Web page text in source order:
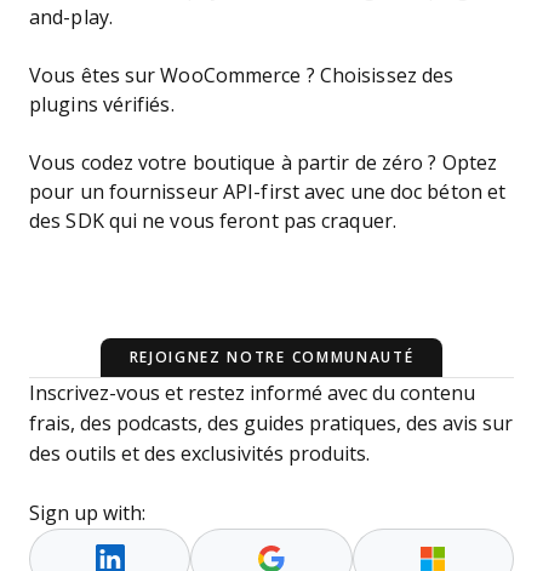
and-play.
Vous êtes sur WooCommerce ? Choisissez des
plugins vérifiés.
Vous codez votre boutique à partir de zéro ? Optez
pour un fournisseur API-first avec une doc béton et
des SDK qui ne vous feront pas craquer.
REJOIGNEZ NOTRE COMMUNAUTÉ
Inscrivez-vous et restez informé avec du contenu
frais, des podcasts, des guides pratiques, des avis sur
des outils et des exclusivités produits.
Sign up with: